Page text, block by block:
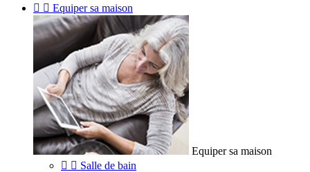
  Equiper sa maison
Equiper sa maison
  Salle de bain